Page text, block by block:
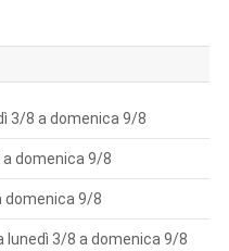
3/8 a domenica 9/8
a domenica 9/8
domenica 9/8
lunedì 3/8 a domenica 9/8